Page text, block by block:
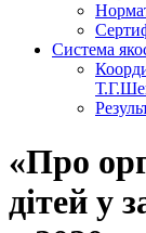
Система
«Про
дітей у